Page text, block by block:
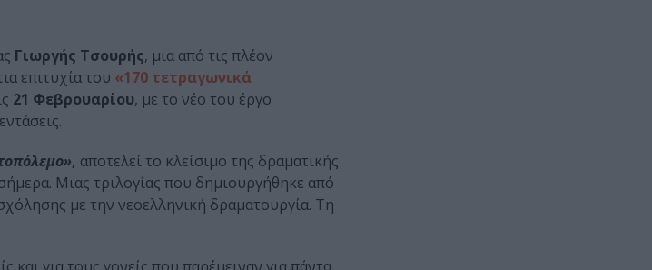
Γιωργής Τσουρής, μια από τις πλέον
επιτυχία του «170 τετραγωνικά
21 Φεβρουαρίου, με το νέο του έργο
, αποτελεί το κλείσιμο της δραματικής
Μιας τριλογίας που δημιουργήθηκε από
με την νεοελληνική δραματουργία. Τη